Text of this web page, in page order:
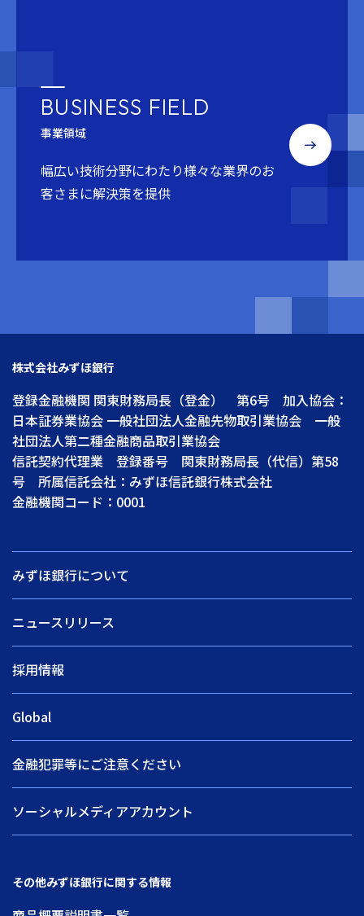
BUSINESS FIELD
事業領域
幅広い技術分野にわたり様々な業界のお
客さまに解決策を提供
株式会社みずほ銀行
登録金融機関 関東財務局長（登金） 第6号 加入協会：
日本証券業協会 一般社団法人金融先物取引業協会 一般
社団法人第二種金融商品取引業協会
信託契約代理業 登録番号 関東財務局長（代信）第58
号 所属信託会社：みずほ信託銀行株式会社
金融機関コード：0001
みずほ銀行について
ニュースリリース
採用情報
Global
金融犯罪等にご注意ください
ソーシャルメディアアカウント
その他みずほ銀行に関する情報